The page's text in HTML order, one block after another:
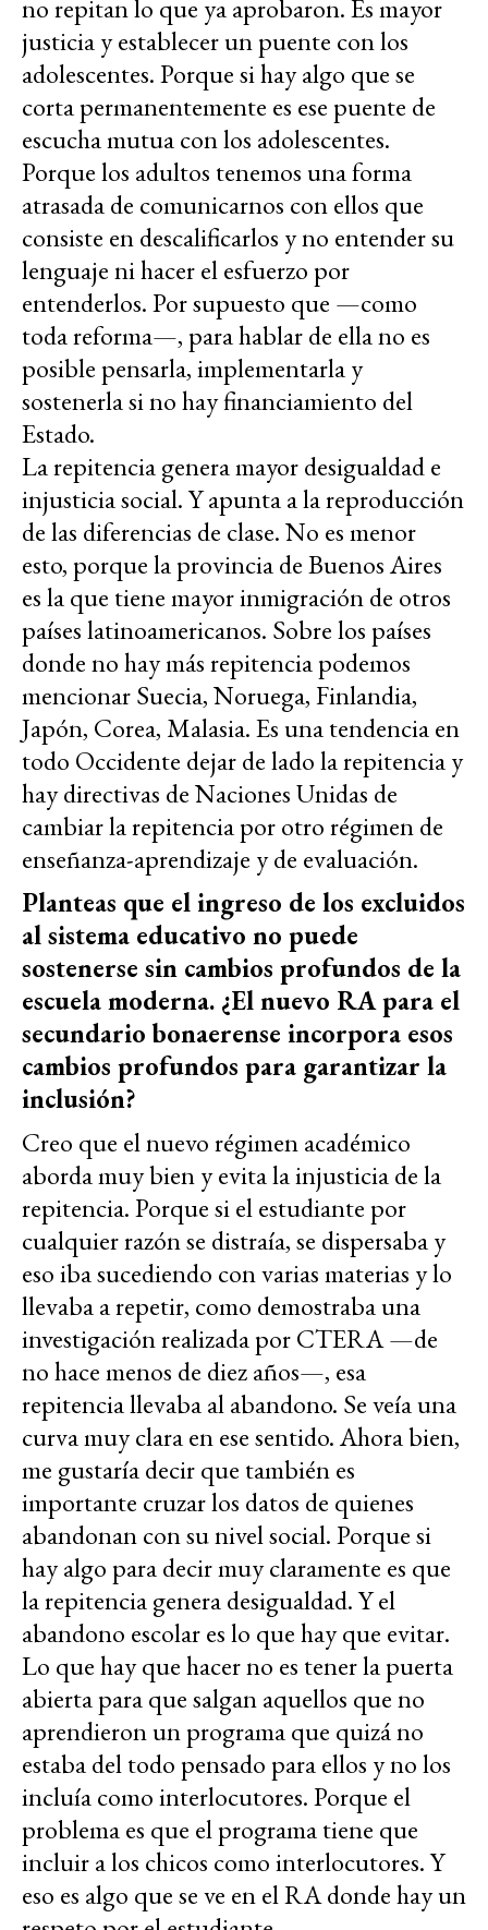
no repitan lo que ya aprobaron. Es mayor
justicia y establecer un puente con los
adolescentes. Porque si hay algo que se
corta permanentemente es ese puente de
escucha mutua con los adolescentes.
Porque los adultos tenemos una forma
atrasada de comunicarnos con ellos que
consiste en descalificarlos y no entender su
lenguaje ni hacer el esfuerzo por
entenderlos. Por supuesto que —como
toda reforma—, para hablar de ella no es
posible pensarla, implementarla y
sostenerla si no hay financiamiento del
Estado.
La repitencia genera mayor desigualdad e
injusticia social. Y apunta a la reproducción
de las diferencias de clase. No es menor
esto, porque la provincia de Buenos Aires
es la que tiene mayor inmigración de otros
países latinoamericanos. Sobre los países
donde no hay más repitencia podemos
mencionar Suecia, Noruega, Finlandia,
Japón, Corea, Malasia. Es una tendencia en
todo Occidente dejar de lado la repitencia y
hay directivas de Naciones Unidas de
cambiar la repitencia por otro régimen de
enseñanza-aprendizaje y de evaluación.
Planteas que el ingreso de los excluidos
al sistema educativo no puede
sostenerse sin cambios profundos de la
escuela moderna. ¿El nuevo RA para el
secundario bonaerense incorpora esos
cambios profundos para garantizar la
inclusión?
Creo que el nuevo régimen académico
aborda muy bien y evita la injusticia de la
repitencia. Porque si el estudiante por
cualquier razón se distraía, se dispersaba y
eso iba sucediendo con varias materias y lo
llevaba a repetir, como demostraba una
investigación realizada por CTERA —de
no hace menos de diez años—, esa
repitencia llevaba al abandono. Se veía una
curva muy clara en ese sentido. Ahora bien,
me gustaría decir que también es
importante cruzar los datos de quienes
abandonan con su nivel social. Porque si
hay algo para decir muy claramente es que
la repitencia genera desigualdad. Y el
abandono escolar es lo que hay que evitar.
Lo que hay que hacer no es tener la puerta
abierta para que salgan aquellos que no
aprendieron un programa que quizá no
estaba del todo pensado para ellos y no los
incluía como interlocutores. Porque el
problema es que el programa tiene que
incluir a los chicos como interlocutores. Y
eso es algo que se ve en el RA donde hay un